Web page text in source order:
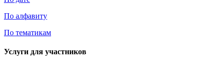
По алфавиту
По тематикам
Услуги для участников